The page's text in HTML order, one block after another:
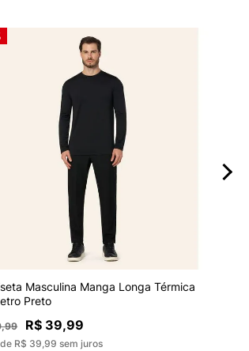
Masculina Manga Longa Térmica
Preto
R$ 39,99
R$ 39,99 sem juros